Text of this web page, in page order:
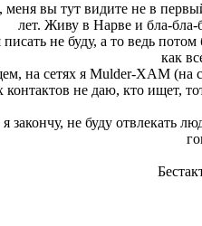
вы тут видите не в
лет. Живу в Нарве и бла-
писать не буду, а то ведь
как
на сетях я Mulder-XAM (на
не даю, кто ищет,
закончу, не буду отвлекать